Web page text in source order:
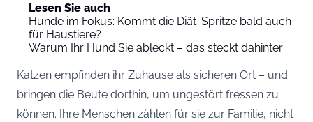
Lesen Sie auch
Hunde im Fokus: Kommt die Diät-Spritze bald auch
für Haustiere?
Warum Ihr Hund Sie ableckt – das steckt dahinter
Katzen empfinden ihr Zuhause als sicheren Ort – und
bringen die Beute dorthin, um ungestört fressen zu
können. Ihre Menschen zählen für sie zur Familie, nicht